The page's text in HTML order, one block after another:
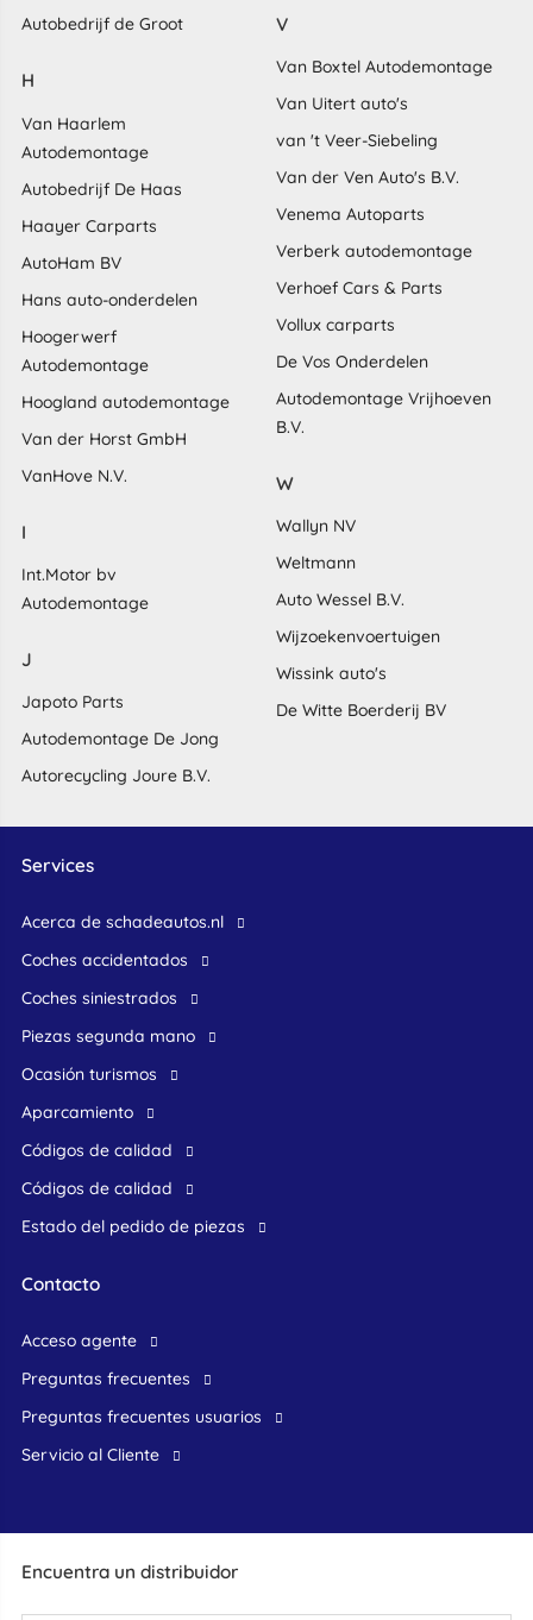
Autobedrijf de Groot
H
Van Haarlem
Autodemontage
Autobedrijf De Haas
Haayer Carparts
AutoHam BV
Hans auto-onderdelen
Hoogerwerf
Autodemontage
Hoogland autodemontage
Van der Horst GmbH
VanHove N.V.
I
Int.Motor bv
Autodemontage
J
Japoto Parts
Autodemontage De Jong
Autorecycling Joure B.V.
V
Van Boxtel Autodemontage
Van Uitert auto's
van 't Veer-Siebeling
Van der Ven Auto's B.V.
Venema Autoparts
Verberk autodemontage
Verhoef Cars & Parts
Vollux carparts
De Vos Onderdelen
Autodemontage Vrijhoeven
B.V.
W
Wallyn NV
Weltmann
Auto Wessel B.V.
Wijzoekenvoertuigen
Wissink auto's
De Witte Boerderij BV
Encuentra un distribuidor
Services
Acerca de schadeautos.nl
Coches accidentados
Coches siniestrados
Piezas segunda mano
ocasión turismos
Aparcamiento
Códigos de calidad
Códigos de calidad
Estado del pedido de piezas
Contacto
acceso agente
preguntas frecuentes
preguntas frecuentes usuarios
Servicio al Cliente